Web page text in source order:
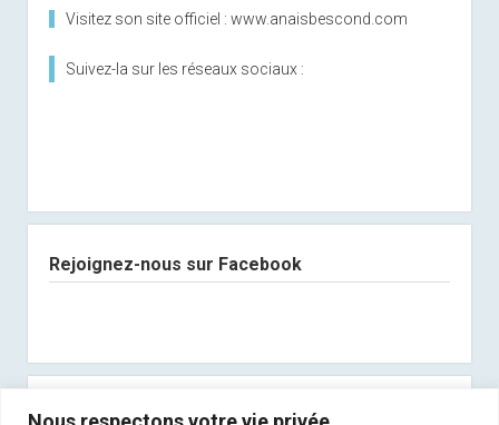
Visitez son site officiel : www.anaisbescond.com
Suivez-la sur les réseaux sociaux :
Rejoignez-nous sur Facebook
Abonnez-vous à notre newsletter